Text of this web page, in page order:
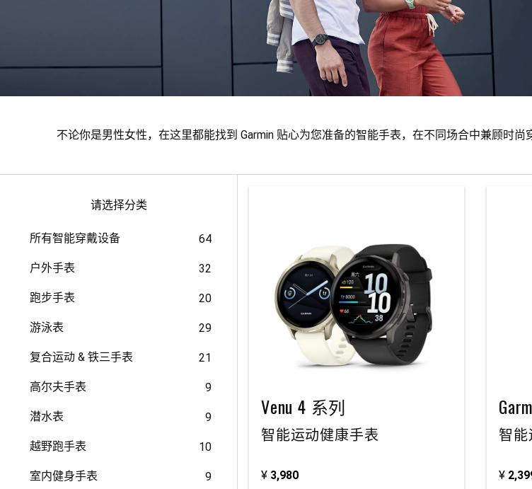
不论你是男性女性，在这里都能找到 Garmin 贴心为您准备的智能手表，在不同场合中兼顾时
请选择分类
所有智能穿戴设备 64
户外手表 32
跑步手表 20
游泳表 29
复合运动 & 铁三手表 21
高尔夫手表 9
潜水表 9
越野跑手表 10
室内健身手表 9
Venu 4 系列
智能运动健康手表
¥ 3,980
智
¥